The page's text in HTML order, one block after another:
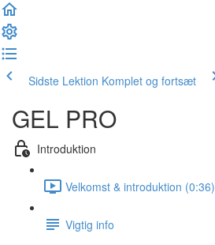
Sidste Lektion Komplet og fortsæt
GEL PRO
Introduktion
Velkomst & introduktion (0:36)
Vigtig info